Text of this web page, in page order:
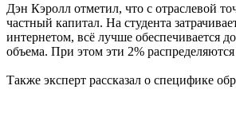
Дэн Кэролл отметил, что с отраслевой
частный капитал. На студента
интернетом, всё лучше обеспечивается
объема. При этом эти 2%
Также эксперт рассказал о специфике